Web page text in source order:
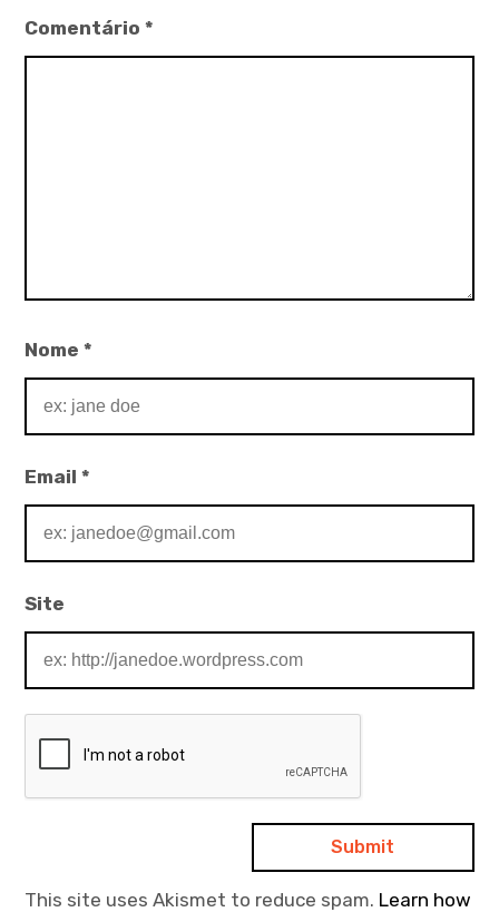
Comentário*
Nome*
Email*
Site
This site uses Akismet to reduce spam. Learn how